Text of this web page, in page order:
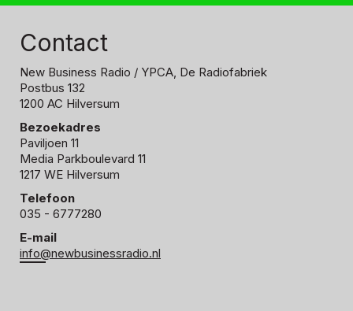
Contact
New Business Radio / YPCA, De Radiofabriek
Postbus 132
1200 AC Hilversum
Bezoekadres
Paviljoen 11
Media Parkboulevard 11
1217 WE Hilversum
Telefoon
035 - 6777280
E-mail
info@newbusinessradio.nl